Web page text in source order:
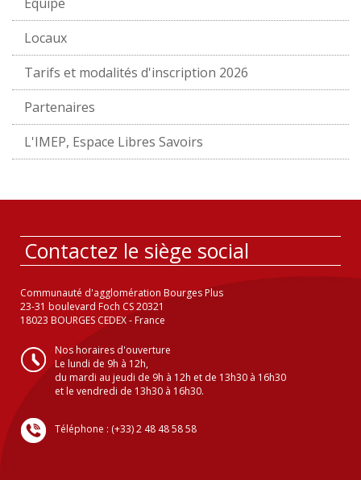
Équipe
Locaux
Tarifs et modalités d'inscription 2026
Partenaires
L'IMEP, Espace Libres Savoirs
Contactez le siège social
Communauté d'agglomération Bourges Plus
23-31 boulevard Foch CS 20321
18023 BOURGES CEDEX - France
Nos horaires d'ouverture
Le lundi de 9h à 12h,
du mardi au jeudi de 9h à 12h et de 13h30 à 16h30
et le vendredi de 13h30 à 16h30.
Téléphone : (+33) 2 48 48 58 58